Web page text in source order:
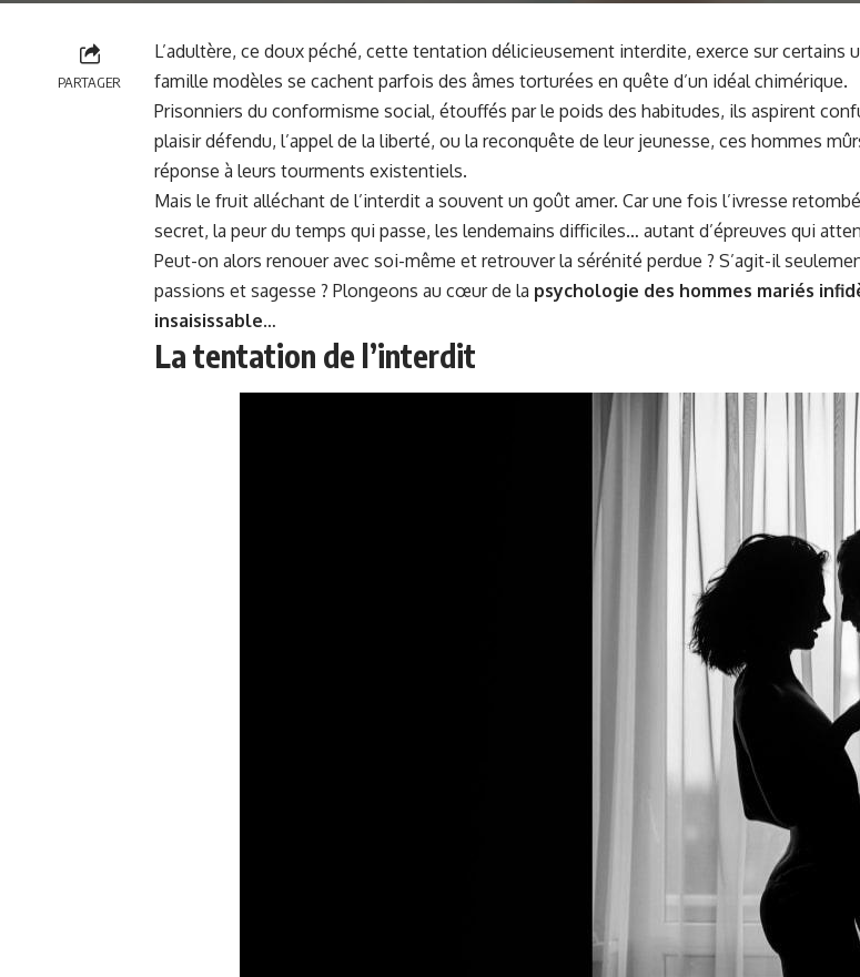
PARTAGER
L’adultère, ce doux péché, cette tentation délicieusement interdite, exerce sur
famille modèles se cachent parfois des âmes torturées en quête d’un idéal chimérique.
Prisonniers du conformisme social, étouffés par le poids des habitudes, ils aspirent
plaisir défendu, l’appel de la liberté, ou la reconquête de leur jeunesse, ces hommes
réponse à leurs tourments existentiels.
Mais le fruit alléchant de l’interdit a souvent un goût amer. Car une fois l’ivresse
secret, la peur du temps qui passe, les lendemains difficiles… autant d’épreuves qui
Peut-on alors renouer avec soi-même et retrouver la sérénité perdue ? S’agit-il
passions et sagesse ? Plongeons au cœur de la psychologie des hommes mariés
insaisissable…
La tentation de l’interdit